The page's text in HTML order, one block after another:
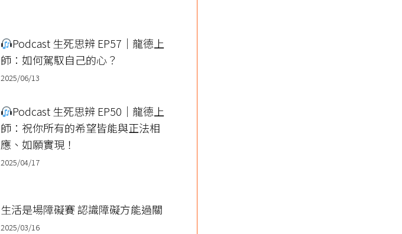
Podcast 生死思辨 EP57｜龍德上
師：如何駕馭自己的心？
2025/06/13
Podcast 生死思辨 EP50｜龍德上
師：祝你所有的希望皆能與正法相
應、如願實現！
2025/04/17
生活是場障礙賽 認識障礙方能過關
2025/03/16